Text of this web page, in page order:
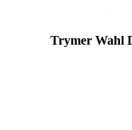
Trymer Wahl